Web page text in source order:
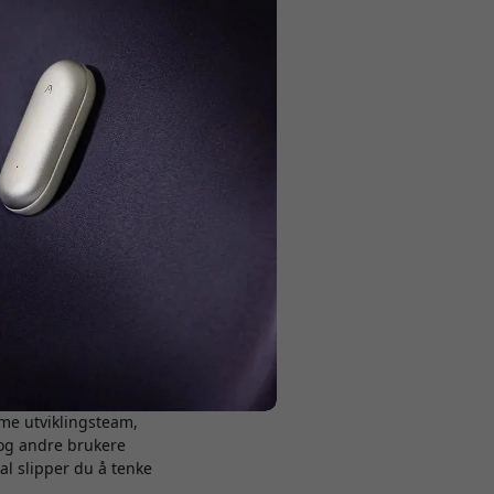
gang er både
der brukere
utviklingsteam,
andre brukere
slipper du å tenke